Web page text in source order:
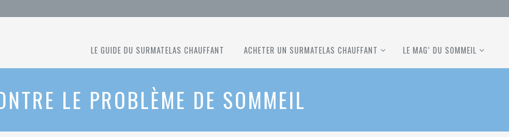
LE GUIDE DU SURMATELAS CHAUFFANT ACHETER UN SURMATELAS CHAUFFANT LE MAG’ DU SOMMEIL
LE PROBLÈME DE SOMMEIL